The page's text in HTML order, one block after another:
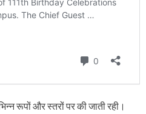
रूपों और स्तरों पर की जाती रही।